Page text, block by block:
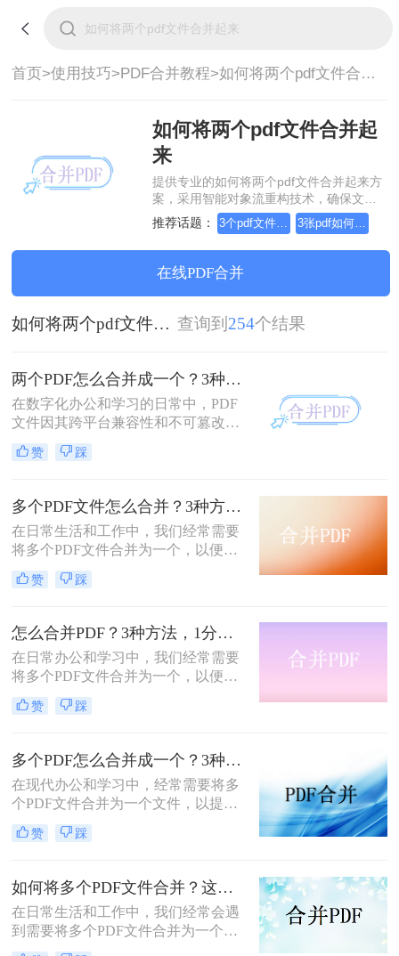
首页>使用技巧>PDF合并教程> 如何将两个pdf文件合并起来
如何将两个pdf文件合并起
来
提供专业的如何将两个pdf文件合并起来方
案，采用智能对象流重构技术，确保文档
1:1高保真还原且排版不乱码。支持一键批
量处理，全链路 SSL 加密保障隐私安全。
助您快速实现如何将两个pdf文件合并起
来，无需安装，高效办公。
推荐话题： 3个pdf文件合并成一个
在线PDF合并
如何将两个pdf文件合并起来 查询到 254个结果
两个PDF怎么合并成一个？3种方法，1分钟轻松搞定！
在数字化办公和学习的日常中，PDF
文件因其跨平台兼容性和不可篡改性
而广受欢迎。然而，当需要处理多个
PDF文件时，将它们合并成一个文件
两个PDF文件呢？本文将介绍三种合
并PDF文件的方法。
赞 踩
多个PDF文件怎么合并？3种方法，1分钟轻松搞定！!
在日常生活和工作中，我们经常需要
将多个PDF文件合并为一个，以便于
分享、存档或打印。那么如何合并pdf
文件呢？本文将介绍三种常用的PDF
赞 踩
怎么合并PDF？3种方法，1分钟轻松搞定！！
在日常办公和学习中，我们经常需要
将多个PDF文件合并为一个，以便于
分享、存储和管理。那么怎么合并pdf
呢？本文将介绍四种合并PDF的方
任务。
赞 踩
多个PDF怎么合并成一个？3种方法，1分钟全搞定！！
在现代办公和学习中，经常需要将多
个PDF文件合并为一个文件，以提高
文档管理的便利性和效率。那么多个
pdf怎么合并成一个pdf呢？本文将介
赞 踩
如何将多个PDF文件合并？这两个高效方法帮你解决！
在日常生活和工作中，我们经常会遇
到需要将多个PDF文件合并为一个的
情况，以便于查阅、分享或存档。那